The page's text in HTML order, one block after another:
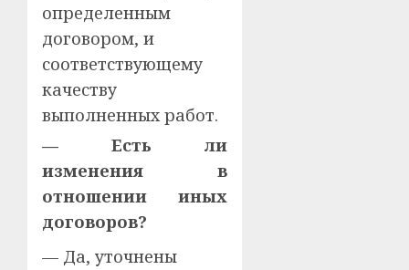
определенным
договором, и
соответствующему
качеству
выполненных работ.
— Есть ли
изменения в
отношении иных
договоров?
— Да, уточнены